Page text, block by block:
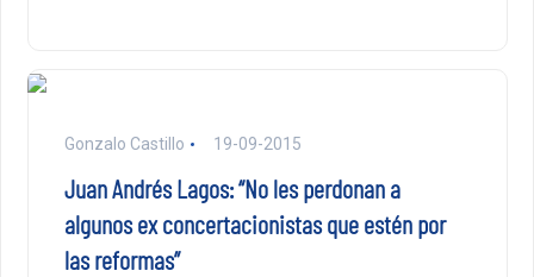
Gonzalo Castillo 19-09-2015
Juan Andrés Lagos: “No les perdonan a
algunos ex concertacionistas que estén por
las reformas”